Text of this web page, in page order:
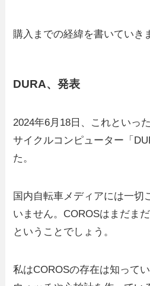
購入までの経緯を書いていき
DURA、発表
2024年6月18日、これといっ
サイクルコンピューター「
た。
国内自転車メディアには一切
いません。COROSはまだま
ということでしょう。
私はCOROSの存在は知って